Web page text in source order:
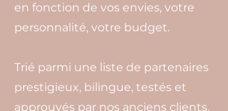
en fonction de vos envies, votre
personnalité, votre budget.
Trié parmi une liste de partenaires
prestigieux, bilingue, testés et
approuvés par nos anciens clients,